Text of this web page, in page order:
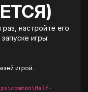
настройте его
игры:
игрой.